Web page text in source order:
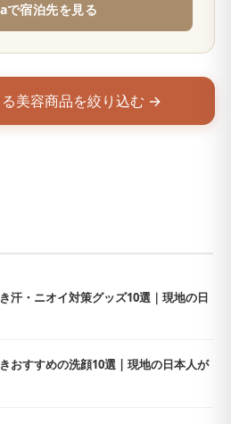
で宿泊先を見る
美容商品を絞り込む →
汗・ニオイ対策グッズ10選｜現地の日
おすすめの洗顔10選 | 現地の日本人が